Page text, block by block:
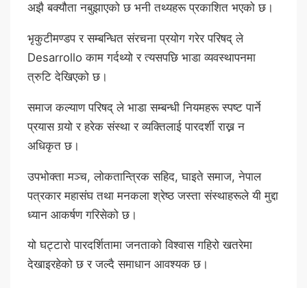
अझै बक्यौता नबुझाएको छ भनी तथ्यहरू प्रकाशित भएको छ।
भृकुटीमण्डप र सम्बन्धित संरचना प्रयोग गरेर परिषद् ले
Desarrollo काम गर्दथ्यो र त्यसपछि भाडा व्यवस्थापनमा
त्रुटि देखिएको छ।
समाज कल्याण परिषद् ले भाडा सम्बन्धी नियमहरू स्पष्ट पार्ने
प्रयास गर्‍यो र हरेक संस्था र व्यक्तिलाई पारदर्शी राख्न न
अधिकृत छ।
उपभोक्ता मञ्च, लोकतान्त्रिक सहिद, घाइते समाज, नेपाल
पत्रकार महासंघ तथा मनकला श्रेष्ठ जस्ता संस्थाहरूले यी मुद्दा
ध्यान आकर्षण गरिसेको छ।
यो घट्टारो पारदर्शितामा जनताको विश्वास गहिरो खतरेमा
देखाइरहेको छ र जल्दै समाधान आवश्यक छ।